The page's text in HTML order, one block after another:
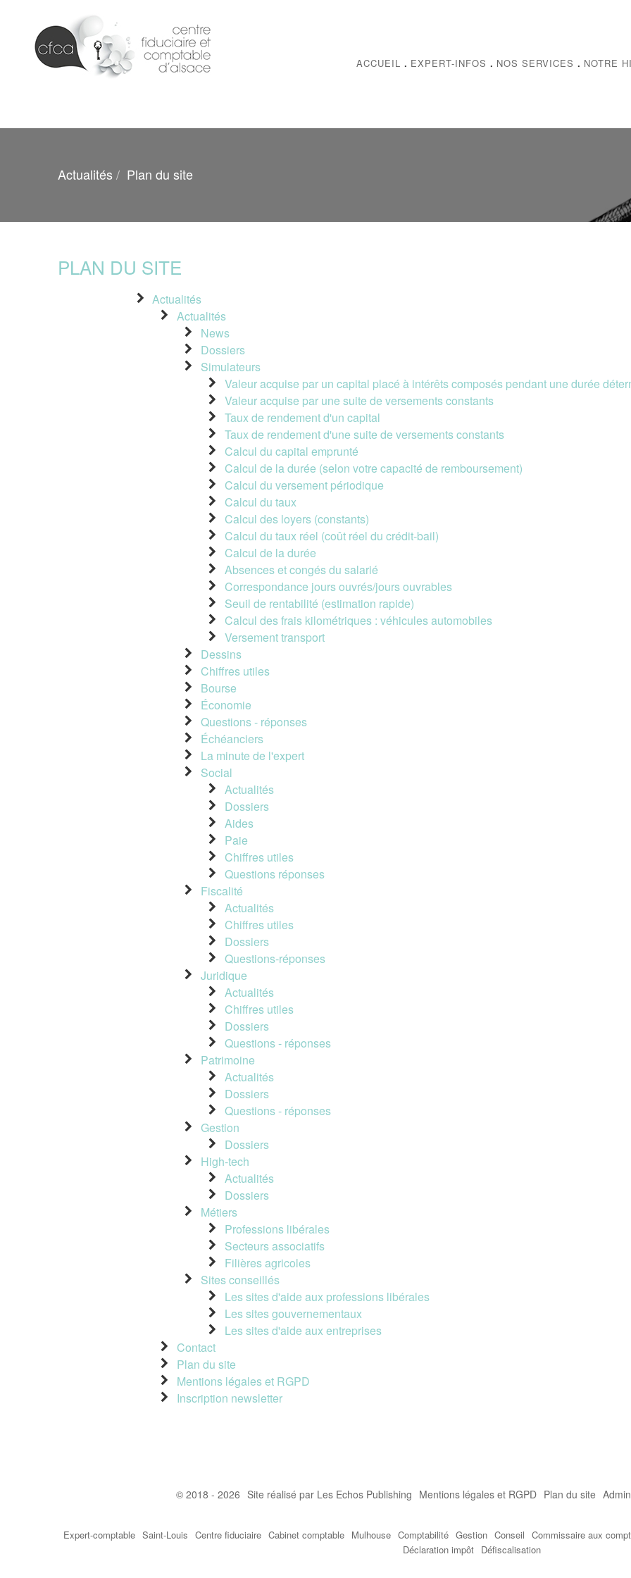
ACCUEIL . EXPERT-INFOS . NOS SERVICES . NOTRE
Actualités Plan du site
PLAN DU SITE
Actualités
Actualités
News
Dossiers
Simulateurs
Valeur acquise par un capital placé à intérêts composés pendant une durée
Valeur acquise par une suite de versements constants
Taux de rendement d'un capital
Taux de rendement d'une suite de versements constants
Calcul du capital emprunté
Calcul de la durée (selon votre capacité de remboursement)
Calcul du versement périodique
Calcul du taux
Calcul des loyers (constants)
Calcul du taux réel (coût réel du crédit-bail)
Calcul de la durée
Absences et congés du salarié
Correspondance jours ouvrés/jours ouvrables
Seuil de rentabilité (estimation rapide)
Calcul des frais kilométriques : véhicules automobiles
Versement transport
Dessins
Chiffres utiles
Bourse
Économie
Questions - réponses
Échéanciers
La minute de l'expert
Social
Actualités
Dossiers
Aides
Paie
Chiffres utiles
Questions réponses
Fiscalité
Actualités
Chiffres utiles
Dossiers
Questions-réponses
Juridique
Actualités
Chiffres utiles
Dossiers
Questions - réponses
Patrimoine
Actualités
Dossiers
Questions - réponses
Gestion
Dossiers
High-tech
Actualités
Dossiers
Métiers
Professions libérales
Secteurs associatifs
Filières agricoles
Sites conseillés
Les sites d'aide aux professions libérales
Les sites gouvernementaux
Les sites d'aide aux entreprises
Contact
Plan du site
Mentions légales et RGPD
Inscription newsletter
© 2018 - 2026 Site réalisé par Les Echos Publishing Mentions légales et RGPD Plan du site
Expert-comptable Saint-Louis Centre fiduciaire Cabinet comptable Mulhouse Comptabilité Gestion Conseil Commissaire aux
Déclaration impôt
Défiscalisation